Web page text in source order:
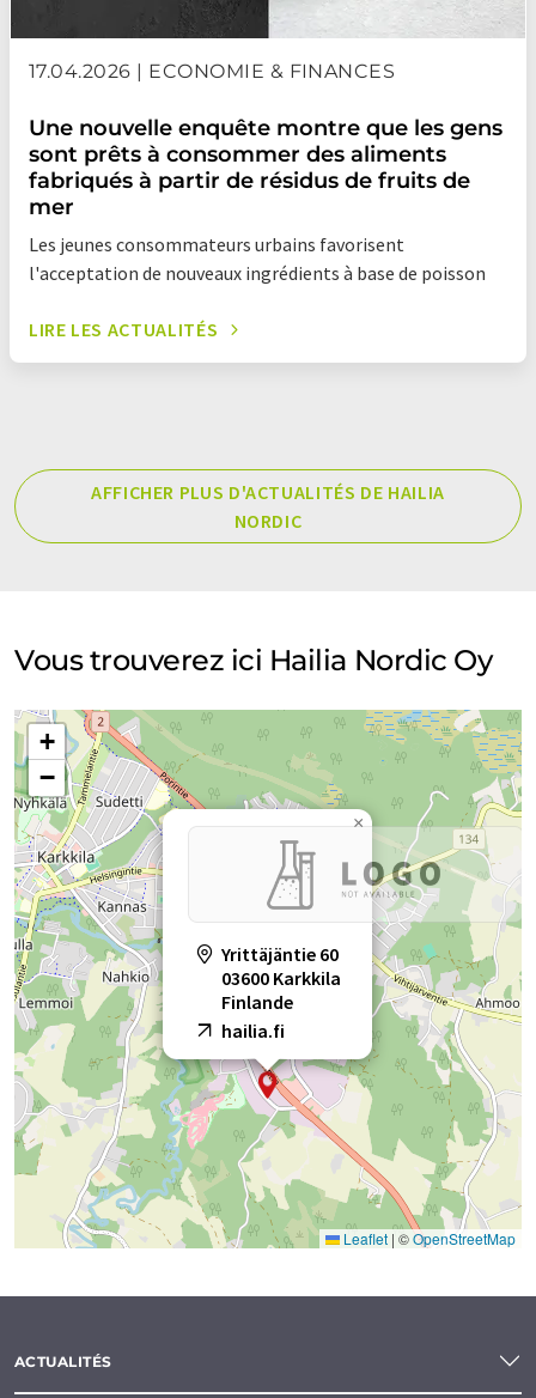
17.04.2026 | ECONOMIE & FINANCES
Une nouvelle enquête montre que les gens
sont prêts à consommer des aliments
fabriqués à partir de résidus de fruits de
mer
Les jeunes consommateurs urbains favorisent
l'acceptation de nouveaux ingrédients à base de poisson
LIRE LES ACTUALITÉS
AFFICHER PLUS D'ACTUALITÉS DE HAILIA
NORDIC
Vous trouverez ici Hailia Nordic Oy
Yrittäjäntie 60
03600 Karkkila
Finlande
hailia.fi
×
+
−
Leaflet | ©OpenStreetMap
ACTUALITÉS